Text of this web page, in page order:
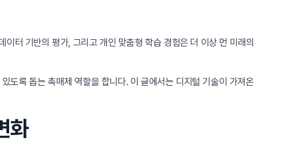
터 기반의 평가, 그리고 개인 맞춤형 학습 경험은 더 이상 먼 미래의
도록 돕는 촉매제 역할을 합니다. 이 글에서는 디지털 기술이 가져온
화